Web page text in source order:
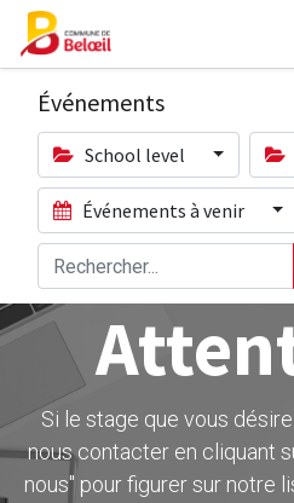
Événements
School level
Événements à venir
Si le stage que vous
nous contacter en cliquant
nous" pour figurer sur notre